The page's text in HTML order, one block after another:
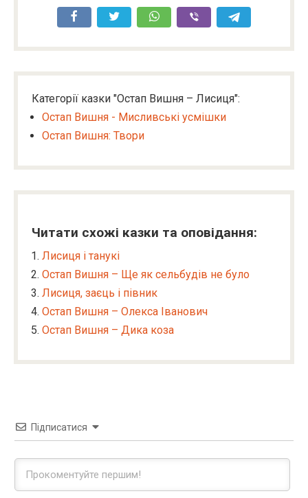
Категорії казки "Остап Вишня – Лисиця":
Остап Вишня - Мисливські усмішки
Остап Вишня: Твори
Читати схожі казки та оповідання:
Лисиця і танукі
Остап Вишня – Ще як сельбудів не було
Лисиця, заєць і півник
Остап Вишня – Олекса Іванович
Остап Вишня – Дика коза
Підписатися